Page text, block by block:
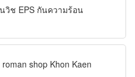
วิช EPS กันความร้อน
shop Khon Kaen